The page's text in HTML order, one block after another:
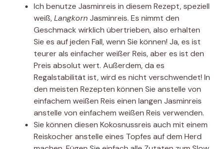
Ich benutze Jasminreis in diesem Rezept, speziell
weiß,LangkornJasminreis. Es nimmt den
Geschmack wirklich übertrieben, also erhalten
Sie es auf jeden Fall, wenn Sie können! Ja, es ist
teurer als einfacher weißer Reis, aber es ist den
Preis absolut wert. Außerdem, da es
Regalstabilität ist, wird es nicht verschwendet! In
den meisten Rezepten können Sie anstelle von
einfachem weißen Reis einen langen Jasminreis
anstelle von einfachem weißen Reis verwenden.
Sie können diesen Kokosnussreis auch mit einem
Reiskocher anstelle eines Topfes auf dem Herd